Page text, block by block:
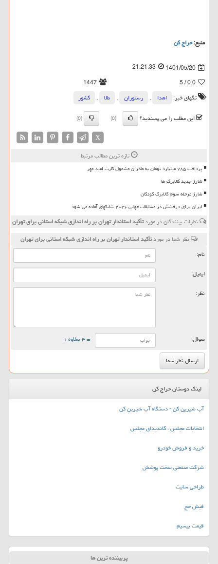
منبع:حراج كن
1401/05/20
21:21:33
0.0
/ 5
1447
تگهای خبر:
اهدا , رستوران , طلا ,
كشور
این مطلب را می پسندید؟
(0)
(0)
X
تازه ترین مطالب مرتبط
پرداخت ۷۸۵ میلیارد تومان به مادران مشمول کارت امید مهر
شارژ جدید کالابرگ ها
شارژ مرحله سوم کالابرگ کودکان
ایران برای درخشش در مسابقات جهانی ۲۰۲۶ شانگهای آماده می شود
نظرات بینندگان در موردتأکید استاندار تهران بر راه اندازی شبکه استانی برای تهران
نظر شما در موردتأکید استاندار تهران بر راه اندازی شبکه استانی برای تهران
نام:
ایمیل:
نظر:
سوال: = ۳ بعلاوه ۱
لینک دوستان حراج کن
آب شیرین کن - دستگاه آب شیرین کن
انتخابات مجلس ، کاندیدای مجلس
خرید و فروش خودرو
شرکت صنعتی سخت پوشش
طراحی سایت
فیش حج
قیمت بیسیم
پربیننده ترین ها